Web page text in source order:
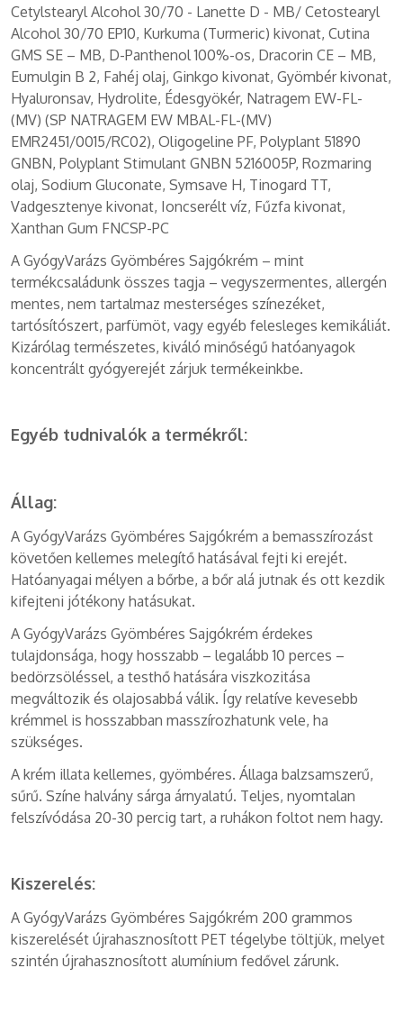
Cetylstearyl Alcohol 30/70 - Lanette D - MB/ Cetostearyl
Alcohol 30/70 EP10, Kurkuma (Turmeric) kivonat, Cutina
GMS SE – MB, D-Panthenol 100%-os, Dracorin CE – MB,
Eumulgin B 2, Fahéj olaj, Ginkgo kivonat, Gyömbér kivonat,
Hyaluronsav, Hydrolite, Édesgyökér, Natragem EW-FL-
(MV) (SP NATRAGEM EW MBAL-FL-(MV)
EMR2451/0015/RC02), Oligogeline PF, Polyplant 51890
GNBN, Polyplant Stimulant GNBN 5216005P, Rozmaring
olaj, Sodium Gluconate, Symsave H, Tinogard TT,
Vadgesztenye kivonat, Ioncserélt víz, Fűzfa kivonat,
Xanthan Gum FNCSP-PC
A GyógyVarázs Gyömbéres Sajgókrém – mint
termékcsaládunk összes tagja – vegyszermentes, allergén
mentes, nem tartalmaz mesterséges színezéket,
tartósítószert, parfümöt, vagy egyéb felesleges kemikáliát.
Kizárólag természetes, kiváló minőségű hatóanyagok
koncentrált gyógyerejét zárjuk termékeinkbe.
Egyéb tudnivalók a termékről:
Állag:
A GyógyVarázs Gyömbéres Sajgókrém a bemasszírozást
követően kellemes melegítő hatásával fejti ki erejét.
Hatóanyagai mélyen a bőrbe, a bőr alá jutnak és ott kezdik
kifejteni jótékony hatásukat.
A GyógyVarázs Gyömbéres Sajgókrém érdekes
tulajdonsága, hogy hosszabb – legalább 10 perces –
bedörzsöléssel, a testhő hatására viszkozitása
megváltozik és olajosabbá válik. Így relatíve kevesebb
krémmel is hosszabban masszírozhatunk vele, ha
szükséges.
A krém illata kellemes, gyömbéres. Állaga balzsamszerű,
sűrű. Színe halvány sárga árnyalatú. Teljes, nyomtalan
felszívódása 20-30 percig tart, a ruhákon foltot nem hagy.
Kiszerelés:
A GyógyVarázs Gyömbéres Sajgókrém 200 grammos
kiszerelését újrahasznosított PET tégelybe töltjük, melyet
szintén újrahasznosított alumínium fedővel zárunk.